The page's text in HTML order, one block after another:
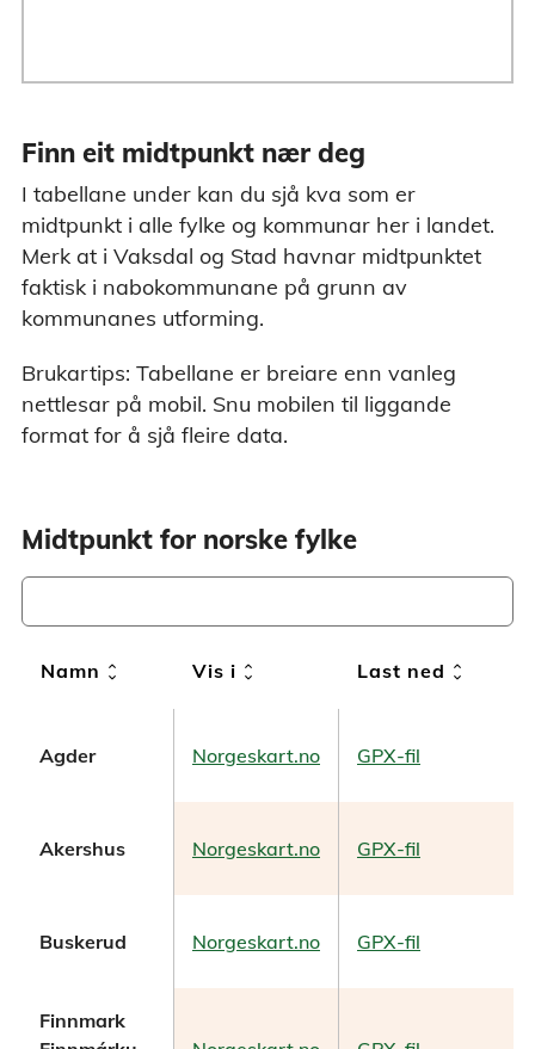
Finn eit midtpunkt nær deg
I tabellane under kan du sjå kva som er
midtpunkt i alle fylke og kommunar her i landet.
Merk at i Vaksdal og Stad havnar midtpunktet
faktisk i nabokommunane på grunn av
kommunanes utforming.
Brukartips: Tabellane er breiare enn vanleg
nettlesar på mobil. Snu mobilen til liggande
format for å sjå fleire data.
Midtpunkt for norske fylke
Namn unfold_more Vis i unfold_more Last ned unfold_more
Agder Norgeskart.no GPX-fil
Akershus Norgeskart.no GPX-fil
Buskerud Norgeskart.no GPX-fil
Finnmark